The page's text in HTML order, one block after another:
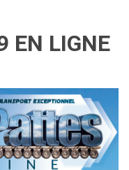
EN LIGNE